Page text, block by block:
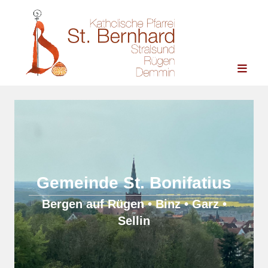
Zum Inhalt springen
Gemeinde St. Bonifatius
Bergen auf Rügen • Binz • Garz •
Sellin